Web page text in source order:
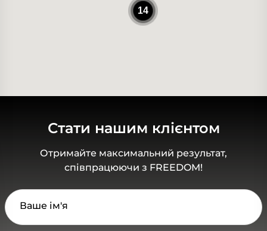
14
Стати нашим клієнтом
Отримайте максимальний результат,
співпрацюючи з FREEDOM!
Ваше ім'я